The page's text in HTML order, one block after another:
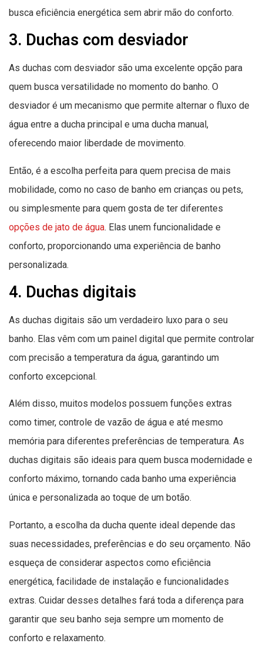
busca eficiência energética sem abrir mão do conforto.
3. Duchas com desviador
As duchas com desviador são uma excelente opção para
quem busca versatilidade no momento do banho. O
desviador é um mecanismo que permite alternar o fluxo de
água entre a ducha principal e uma ducha manual,
oferecendo maior liberdade de movimento.
Então, é a escolha perfeita para quem precisa de mais
mobilidade, como no caso de banho em crianças ou pets,
ou simplesmente para quem gosta de ter diferentes
opções de jato de água. Elas unem funcionalidade e
conforto, proporcionando uma experiência de banho
personalizada.
4. Duchas digitais
As duchas digitais são um verdadeiro luxo para o seu
banho. Elas vêm com um painel digital que permite controlar
com precisão a temperatura da água, garantindo um
conforto excepcional.
Além disso, muitos modelos possuem funções extras
como timer, controle de vazão de água e até mesmo
memória para diferentes preferências de temperatura. As
duchas digitais são ideais para quem busca modernidade e
conforto máximo, tornando cada banho uma experiência
única e personalizada ao toque de um botão.
Portanto, a escolha da ducha quente ideal depende das
suas necessidades, preferências e do seu orçamento. Não
esqueça de considerar aspectos como eficiência
energética, facilidade de instalação e funcionalidades
extras. Cuidar desses detalhes fará toda a diferença para
garantir que seu banho seja sempre um momento de
conforto e relaxamento.